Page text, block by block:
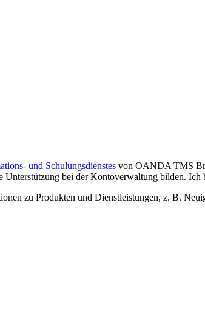
und Schulungsdienstes von OANDA TMS
bei der Kontoverwaltung bilden. Ich
zu Produkten und Dienstleistungen, z. B.